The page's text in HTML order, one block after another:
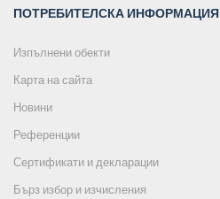
ПОТРЕБИТЕЛСКА ИНФОРМАЦИЯ
Изпълнени обекти
Карта на сайта
Новини
Референции
Сертификати и декларации
Бърз избор и изчисления